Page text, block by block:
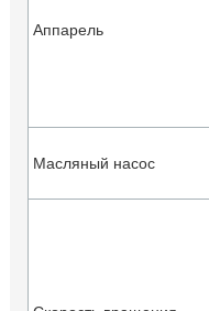
Аппарель
Масляный насос